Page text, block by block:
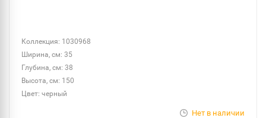
Коллекция: 1030968
Ширина, см: 35
Глубина, см: 38
Высота, см: 150
Цвет: черный
Нет в наличии